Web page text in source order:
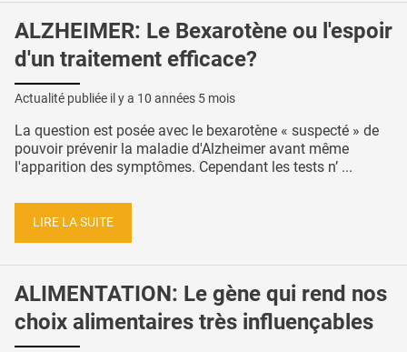
ALZHEIMER: Le Bexarotène ou l'espoir
d'un traitement efficace?
Actualité publiée il y a 10 années 5 mois
La question est posée avec le bexarotène « suspecté » de
pouvoir prévenir la maladie d'Alzheimer avant même
l'apparition des symptômes. Cependant les tests n’ ...
LIRE LA SUITE
ALIMENTATION: Le gène qui rend nos
choix alimentaires très influençables